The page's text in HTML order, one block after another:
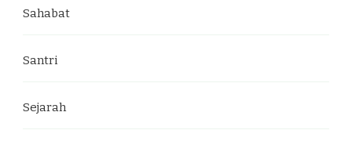
Sahabat
Santri
Sejarah